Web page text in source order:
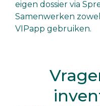
eigen dossier via
Samenwerken
VIPapp gebruiken.